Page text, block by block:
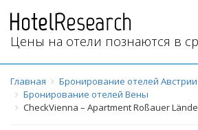
Цены на отели познаются в
Главная
Бронирование отелей Австрии
Бронирование отелей Вены
CheckVienna – Apartment Roßauer Lände